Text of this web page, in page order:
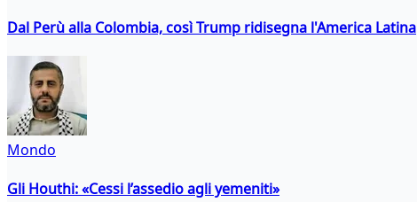
Dal Perù alla Colombia, così Trump ridisegna l'America Latina
Mondo
Gli Houthi: «Cessi l’assedio agli yemeniti»